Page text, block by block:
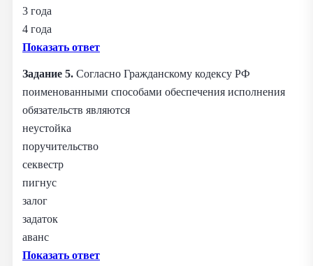
3 года
4 года
Показать ответ
Задание 5. Согласно Гражданскому кодексу РФ
поименованными способами обеспечения исполнения
обязательств являются
неустойка
поручительство
секвестр
пигнус
залог
задаток
аванс
Показать ответ